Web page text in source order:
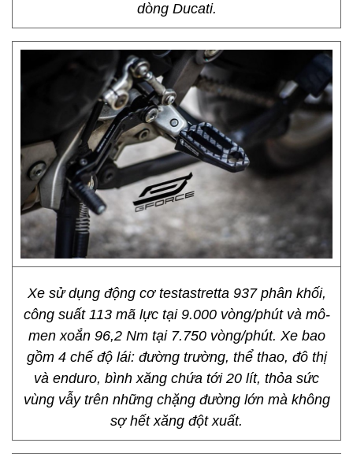
dòng Ducati.
Xe sử dụng động cơ testastretta 937 phân khối,
công suất 113 mã lực tại 9.000 vòng/phút và mô-
men xoắn 96,2 Nm tại 7.750 vòng/phút. Xe bao
gồm 4 chế độ lái: đường trường, thể thao, đô thị
và enduro, bình xăng chứa tới 20 lít, thỏa sức
vùng vẫy trên những chặng đường lớn mà không
sợ hết xăng đột xuất.